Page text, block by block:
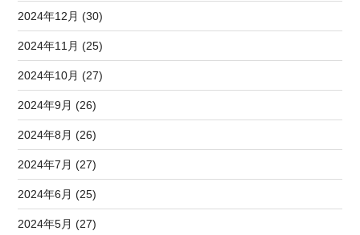
2024年12月 (30)
2024年11月 (25)
2024年10月 (27)
2024年9月 (26)
2024年8月 (26)
2024年7月 (27)
2024年6月 (25)
2024年5月 (27)